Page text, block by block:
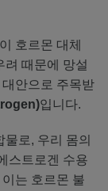
호르몬 대체
려 때문에 망설
안으로 주목받
입니다.
로, 우리 몸의
스트로겐 수용
는 호르몬 불